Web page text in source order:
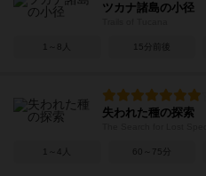
ツカナ諸島の小径
1～8人 15分前後
失われた種の探索
1～4人 60～75分